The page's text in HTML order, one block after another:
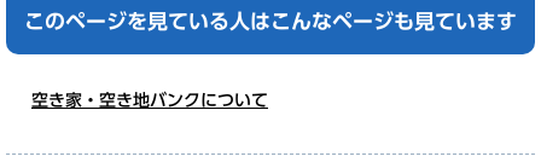
このページを見ている人はこんなページも見ています
空き家・空き地バンクについて